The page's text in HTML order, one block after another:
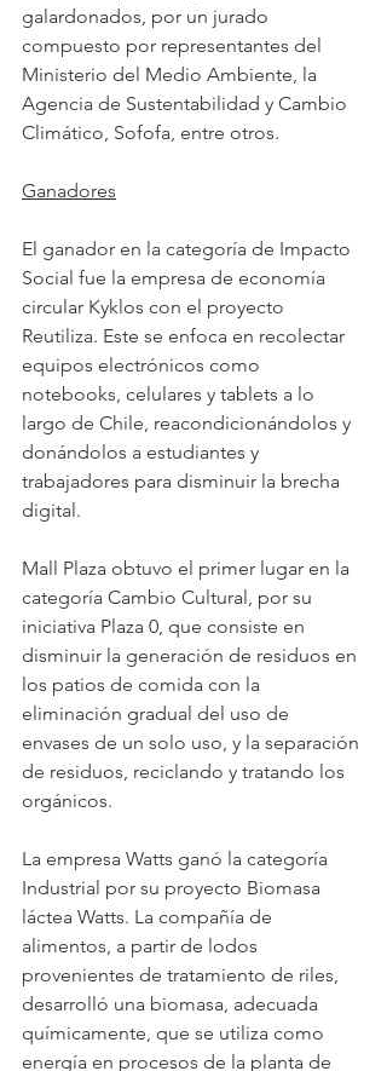
galardonados, por un jurado
compuesto por representantes del
Ministerio del Medio Ambiente, la
Agencia de Sustentabilidad y Cambio
Climático, Sofofa, entre otros.
Ganadores
El ganador en la categoría de Impacto
Social fue la empresa de economía
circular Kyklos con el proyecto
Reutiliza. Este se enfoca en recolectar
equipos electrónicos como
notebooks, celulares y tablets a lo
largo de Chile, reacondicionándolos y
donándolos a estudiantes y
trabajadores para disminuir la brecha
digital.
Mall Plaza obtuvo el primer lugar en la
categoría Cambio Cultural, por su
iniciativa Plaza 0, que consiste en
disminuir la generación de residuos en
los patios de comida con la
eliminación gradual del uso de
envases de un solo uso, y la separación
de residuos, reciclando y tratando los
orgánicos.
La empresa Watts ganó la categoría
Industrial por su proyecto Biomasa
láctea Watts. La compañía de
alimentos, a partir de lodos
provenientes de tratamiento de riles,
desarrolló una biomasa, adecuada
químicamente, que se utiliza como
energía en procesos de la planta de